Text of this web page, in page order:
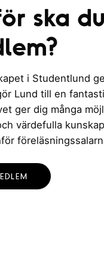
ska
i Studentlund
Lund till en
ger dig många
värdefulla